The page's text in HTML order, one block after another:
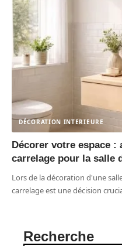
DÉCORATION INTERIEURE
Décorer votre espace :
carrelage pour la salle
Lors de la décoration d'une
carrelage est une décision
Recherche